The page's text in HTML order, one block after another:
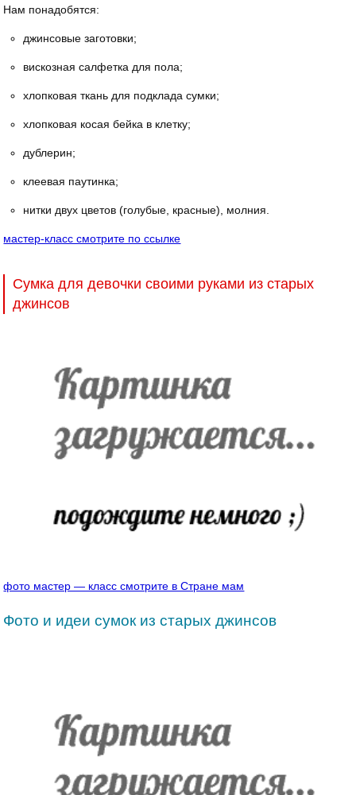
Нам понадобятся:
джинсовые заготовки;
вискозная салфетка для пола;
хлопковая ткань для подклада сумки;
хлопковая косая бейка в клетку;
дублерин;
клеевая паутинка;
нитки двух цветов (голубые, красные), молния.
мастер-класс смотрите по ссылке
Сумка для девочки своими руками из старых
джинсов
фото мастер — класс смотрите в Стране мам
Фото и идеи сумок из старых джинсов